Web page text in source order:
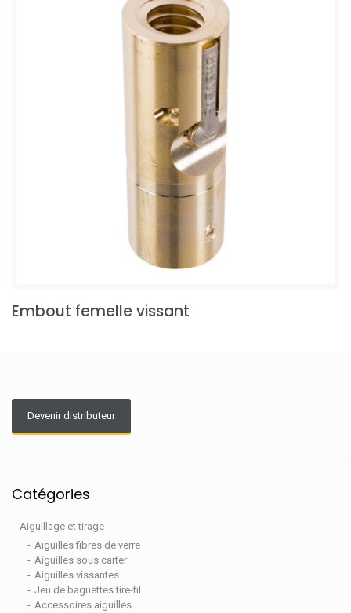
Embout femelle vissant
Devenir distributeur
Catégories
Aiguillage et tirage
Aiguilles fibres de verre
Aiguilles sous carter
Aiguilles vissantes
Jeu de baguettes tire-fil
Accessoires aiguilles